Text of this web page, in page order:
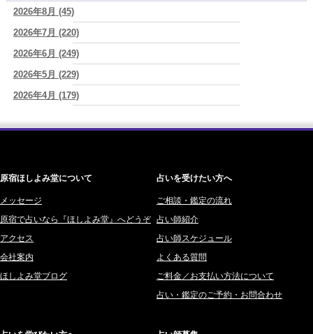
「いいお母さん」という仮面を外した日に、鏡の中に立っていたのは
誰でしたか」 (芽百マミム)
2026/08/07
「運命の人を探して何年も迷った。でも最後に気づく…本当に人生を
狂わせるのは『誰を好きになったか』ではなく、『間違ったタイミン
グを運命だと信じたこと』だった
2026/08/06
増える日は、心にも余裕がある証拠かもしれません (プラタ 真寿)
由)
一之森 陽柑 (26)
椰奈空 (64)
ワカリミ (1)
神楽峰ヴィスカ (10)
赤羽うさぎ (341)
橘メルロ (7)
鈴喜みわこ (8)
鯖ノ実 ソニン (19)
愛音ソナタ (16)
紫村 明世 (34)
サーペント (92)
2026年8月 (45)
2026年7月 (220)
2026年6月 (249)
2026年5月 (229)
2026年4月 (179)
2025年12月 (201)
2025年11月 (252)
2025年10月 (242)
2025年9月 (196)
2025年8月 (182)
原宿ほしよみ堂について
メッセージ
原宿で占いなら『ほしよみ堂』へどうぞ
アクセス
会社案内
ほしよみ堂ブログ
占いを受けたい方へ
ご相談・鑑定の流れ
占い師紹介
占い師スケジュール
よくある質問
ご料金／お支払い方法について
占い・鑑定のご予約・お問合わせ